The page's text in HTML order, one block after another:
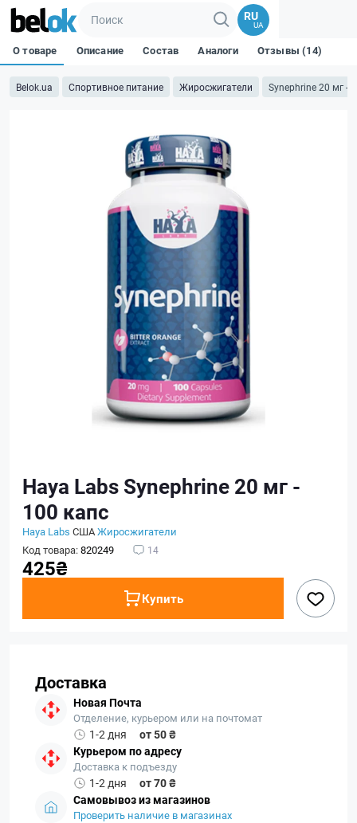
RU
UA
Belok.ua Спортивное питание Жиросжигатели Synephrine 20 мг -
О товаре Описание Состав Аналоги Отзывы (14)
Haya Labs Synephrine 20 мг -
100 капс
Haya Labs СШАЖиросжигатели
Код товара:820249 14
425₴
Купить
Доставка
Новая Почта
Отделение, курьером или на почтомат
1-2 дня
от 50 ₴
Курьером по адресу
Доставка к подъезду
1-2 дня
от 70 ₴
Самовывоз из магазинов
Проверить наличие в магазинах